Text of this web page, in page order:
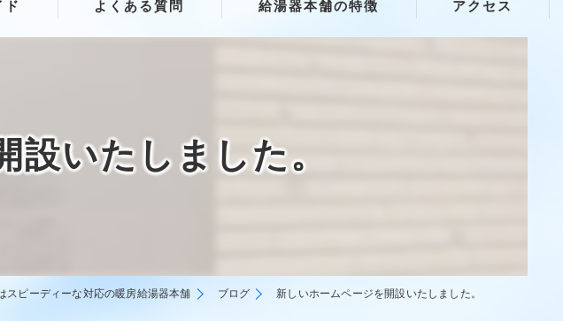
よくある質問 給湯器本舗の特徴
修理
アクセス
いたしました。
スピーディーな対応の暖房給湯器本舗 ブログ 新しいホームページを開設いたしました。